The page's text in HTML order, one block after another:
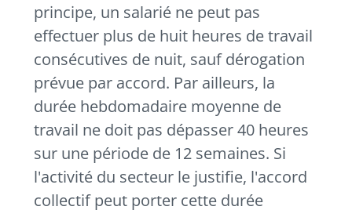
principe, un salarié ne peut pas
effectuer plus de huit heures de travail
consécutives de nuit, sauf dérogation
prévue par accord. Par ailleurs, la
durée hebdomadaire moyenne de
travail ne doit pas dépasser 40 heures
sur une période de 12 semaines. Si
l'activité du secteur le justifie, l'accord
collectif peut porter cette durée